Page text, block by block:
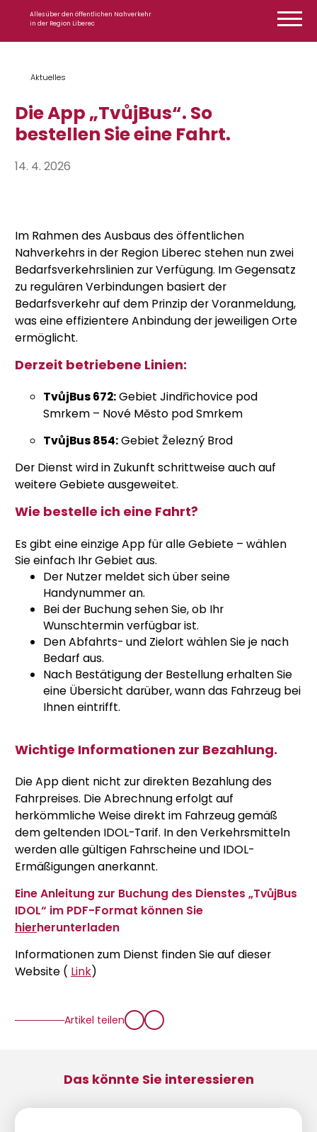
Alles über den öffentlichen Nahverkehr
in der Region Liberec
Aktuelles
Die App „TvůjBus“. So
bestellen Sie eine Fahrt.
14. 4. 2026
Im Rahmen des Ausbaus des öffentlichen
Nahverkehrs in der Region Liberec stehen nun zwei
Bedarfsverkehrslinien zur Verfügung. Im Gegensatz
zu regulären Verbindungen basiert der
Bedarfsverkehr auf dem Prinzip der Voranmeldung,
was eine effizientere Anbindung der jeweiligen Orte
ermöglicht.
Derzeit betriebene Linien:
TvůjBus 672:Gebiet Jindřichovice pod
Smrkem – Nové Město pod Smrkem
TvůjBus 854:Gebiet Železný Brod
Der Dienst wird in Zukunft schrittweise auch auf
weitere Gebiete ausgeweitet.
Wie bestelle ich eine Fahrt?
Es gibt eine einzige App für alle Gebiete – wählen
Sie einfach Ihr Gebiet aus.
Der Nutzer meldet sich über seine
Handynummer an.
Bei der Buchung sehen Sie, ob Ihr
Wunschtermin verfügbar ist.
Den Abfahrts- und Zielort wählen Sie je nach
Bedarf aus.
Nach Bestätigung der Bestellung erhalten Sie
eine Übersicht darüber, wann das Fahrzeug bei
Ihnen eintrifft.
Wichtige Informationen zur Bezahlung.
Die App dient nicht zur direkten Bezahlung des
Fahrpreises. Die Abrechnung erfolgt auf
herkömmliche Weise direkt im Fahrzeug gemäß
dem geltenden IDOL-Tarif. In den Verkehrsmitteln
werden alle gültigen Fahrscheine und IDOL-
Ermäßigungen anerkannt.
Eine Anleitung zur Buchung des Dienstes „TvůjBus
IDOL“ im PDF-Format können Sie
hierherunterladen
Informationen zum Dienst finden Sie auf dieser
Website ( Link)
Artikel teilen
Das könnte Sie interessieren